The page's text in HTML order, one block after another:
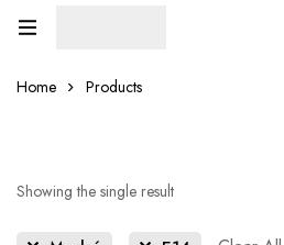
Home Products
Showing the single result